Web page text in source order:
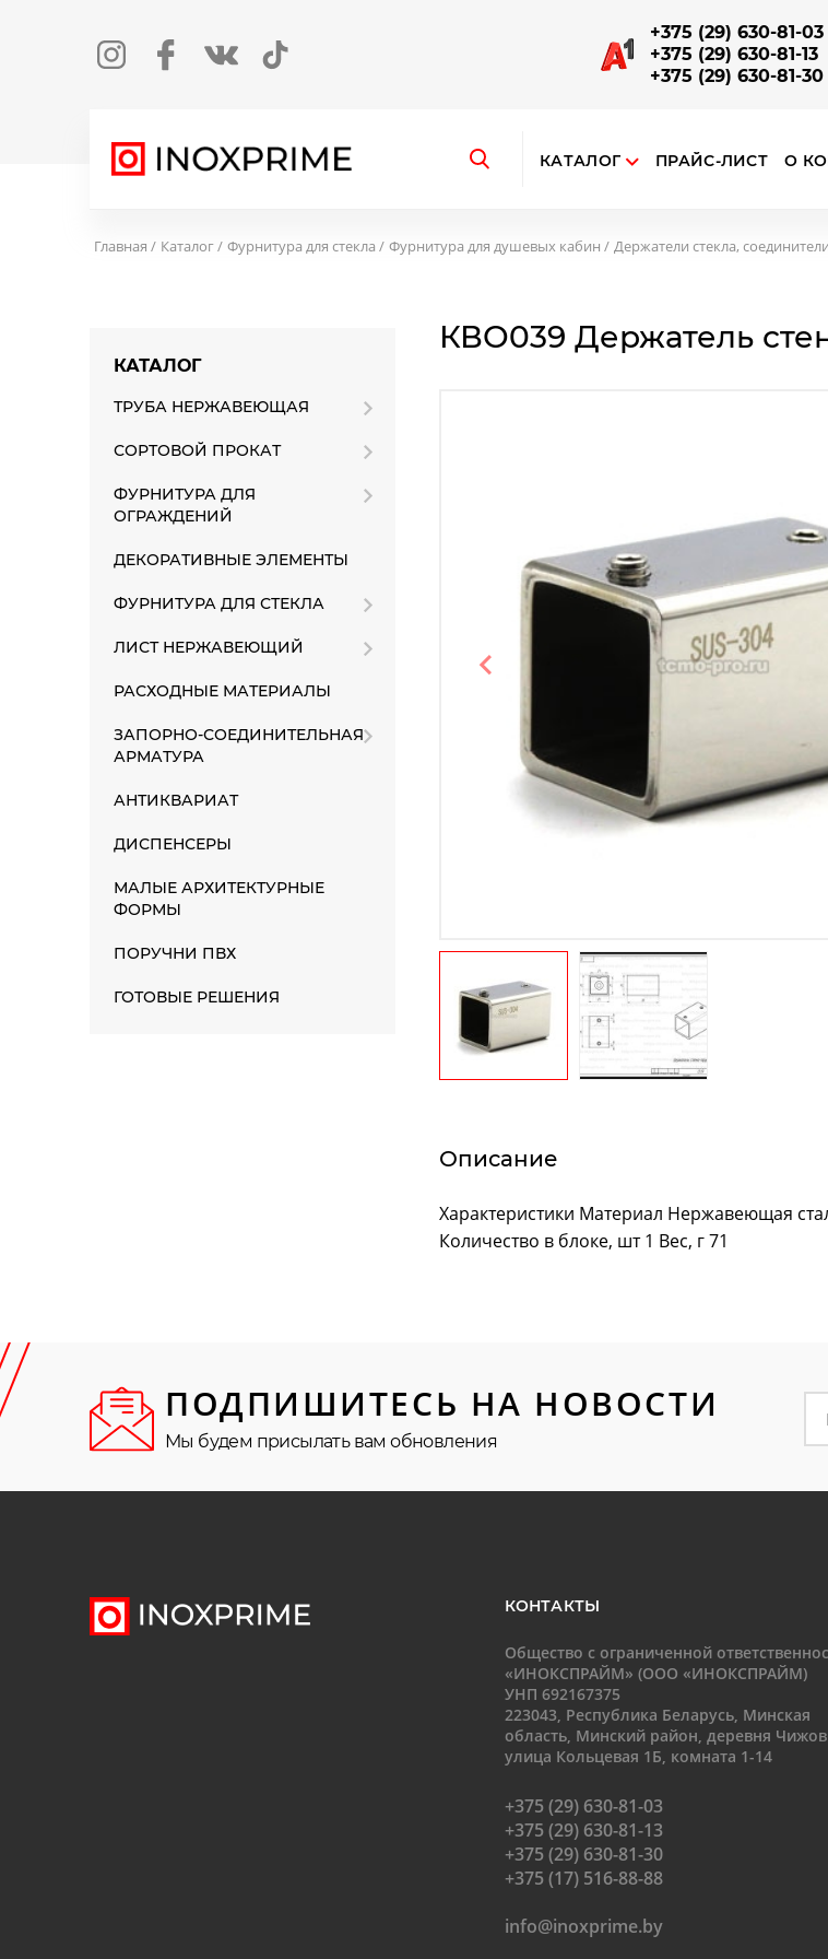
InstagramFacebookВконтакте
TikTok
+375 (29) 630-81-03
+375 (29) 630-81-13
+375 (29) 630-81-30
Открыть поиск
КАТАЛОГ ПРАЙС-ЛИСТ О
Главная Каталог Фурнитура для стекла Фурнитура для душевых кабин Держатели стекла,
КАТАЛОГ
ТРУБА НЕРЖАВЕЮЩАЯ
СОРТОВОЙ ПРОКАТ
ФУРНИТУРА ДЛЯ
ОГРАЖДЕНИЙ
ДЕКОРАТИВНЫЕ ЭЛЕМЕНТЫ
ФУРНИТУРА ДЛЯ СТЕКЛА
ЛИСТ НЕРЖАВЕЮЩИЙ
РАСХОДНЫЕ МАТЕРИАЛЫ
ЗАПОРНО-СОЕДИНИТЕЛЬНАЯ
АРМАТУРА
АНТИКВАРИАТ
ДИСПЕНСЕРЫ
МАЛЫЕ АРХИТЕКТУРНЫЕ
ФОРМЫ
ПОРУЧНИ ПВХ
ГОТОВЫЕ РЕШЕНИЯ
КВО039 Держатель
Предыдущий слайд
Описание
Характеристики Материал Нержавеющая
Количество в блоке, шт 1 Вес, г 71
ПОДПИШИТЕСЬ НА НОВОСТИ
Мы будем присылать вам обновления
КОНТАКТЫ
Общество с ограниченной
«ИНОКСПРАЙМ» (ООО «ИНОКСПРАЙМ)
УНП 692167375
223043, Республика Беларусь, Минская
область, Минский район, деревня
улица Кольцевая 1Б, комната 1-14
+375 (29) 630-81-03
+375 (29) 630-81-13
+375 (29) 630-81-30
+375 (17) 516-88-88
info@inoxprime.by